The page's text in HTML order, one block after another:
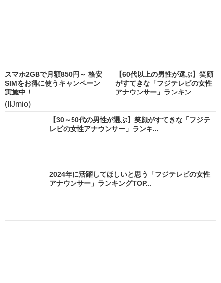
スマホ2GBで月額850円～ 格安
SIMをお得に使うキャンペーン
実施中！
(IIJmio)
【60代以上の男性が選ぶ】笑顔
がすてきな「フジテレビの女性
アナウンサー」ランキン...
【30～50代の男性が選ぶ】笑顔がすてきな「フジテ
レビの女性アナウンサー」ランキ...
2024年に活躍してほしいと思う「フジテレビの女性
アナウンサー」ランキングTOP...